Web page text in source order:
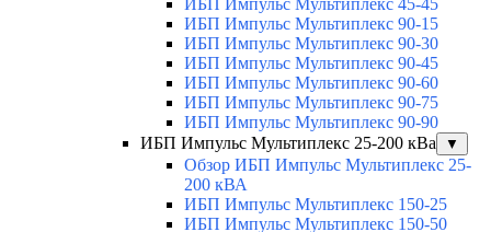
ИБП Импульс Мультиплекс 45-45
ИБП Импульс Мультиплекс 90-15
ИБП Импульс Мультиплекс 90-30
ИБП Импульс Мультиплекс 90-45
ИБП Импульс Мультиплекс 90-60
ИБП Импульс Мультиплекс 90-75
ИБП Импульс Мультиплекс 90-90
ИБП Импульс Мультиплекс 25-200 кВа
▼
Обзор ИБП Импульс Мультиплекс 25-
200 кВА
ИБП Импульс Мультиплекс 150-25
ИБП Импульс Мультиплекс 150-50